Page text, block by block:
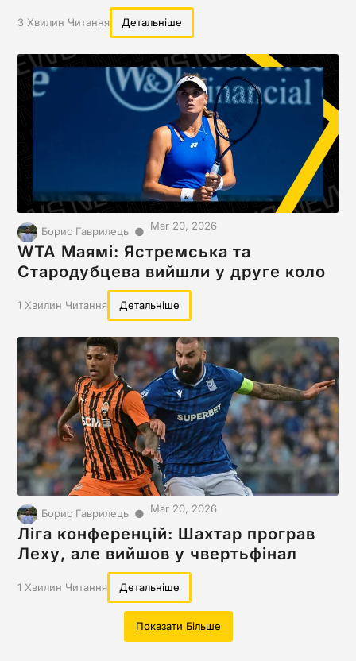
3 Хвилин Читання Детальніше
Борис Гаврилець ● Mar 20, 2026
WTA Маямі: Ястремська та
Стародубцева вийшли у друге коло
1 Хвилин Читання Детальніше
Борис Гаврилець ● Mar 20, 2026
Ліга конференцій: Шахтар програв
Леху, але вийшов у чвертьфінал
1 Хвилин Читання Детальніше
Показати Більше